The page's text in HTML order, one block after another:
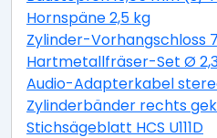
Hornspäne 2,5 kg
Zylinder-Vorhangschloss
Hartmetallfräser-Set Ø
Audio-Adapterkabel
Zylinderbänder rechts
Stichsägeblatt HCS U111D